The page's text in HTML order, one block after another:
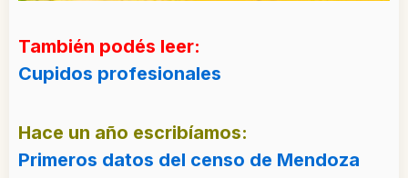
También podés leer:
Cupidos profesionales
Hace un año escribíamos:
Primeros datos del censo de Mendoza